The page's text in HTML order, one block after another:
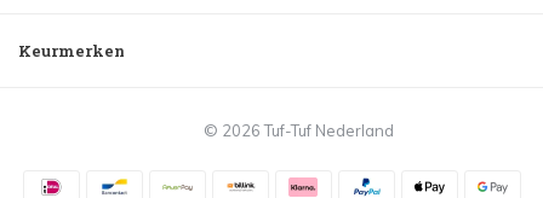
Keurmerken
© 2026 Tuf-Tuf Nederland